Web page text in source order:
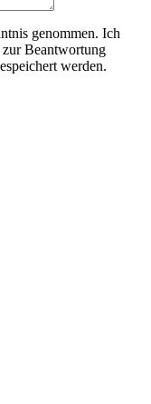
genommen. Ich
zur Beantwortung
werden.